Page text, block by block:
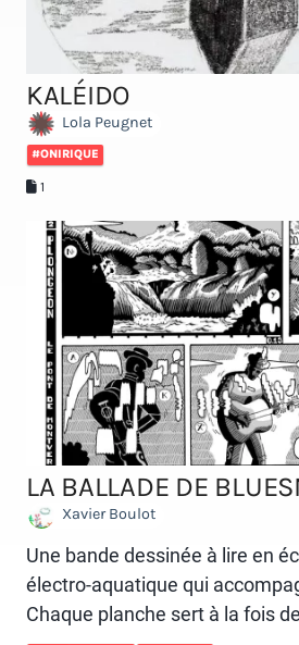
KALÉIDO
Lola Peugnet
#ONIRIQUE
1
LA BALLADE DE
Xavier Boulot
Une bande dessinée à lire en
électro-aquatique qui
Chaque planche sert à la fois